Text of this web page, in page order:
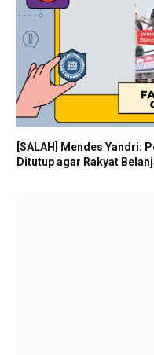
[SALAH] Mendes Yandri:
Ditutup agar Rakyat